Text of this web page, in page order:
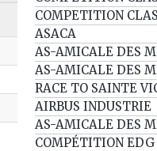
ASACA
AIRBUS INDUSTRIE
COMPÉTITION EDG